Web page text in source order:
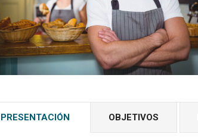
PRESENTACIÓN OBJETIVOS